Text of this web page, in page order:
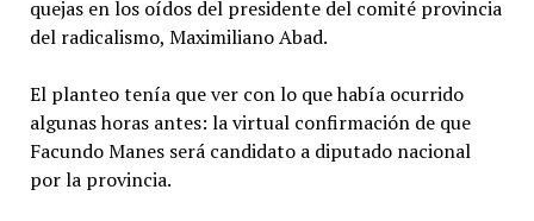
quejas en los oídos del presidente del comité provincia
del radicalismo, Maximiliano Abad.
El planteo tenía que ver con lo que había ocurrido
algunas horas antes: la virtual confirmación de que
Facundo Manes será candidato a diputado nacional
por la provincia.